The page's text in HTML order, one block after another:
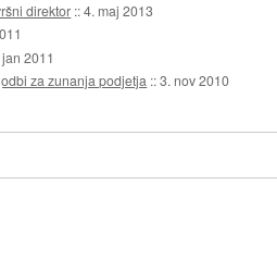
direktor ::4. maj 2013
2011
za zunanja podjetja ::3. nov 2010